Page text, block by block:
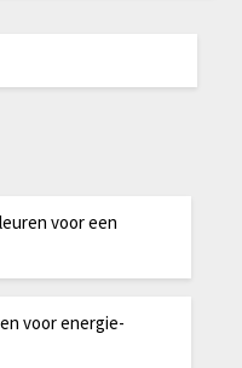
voor een
voor energie-